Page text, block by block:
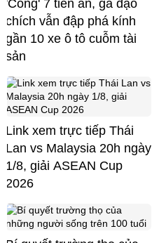
'Cõng' 7 tiền án, gã đạo
chích vẫn đập phá kính
gần 10 xe ô tô cuỗm tài
sản
Link xem trực tiếp Thái
Lan vs Malaysia 20h ngày
1/8, giải ASEAN Cup
2026